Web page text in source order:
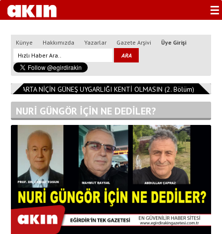
☰
Künye Hakkımızda Yazarlar Gazete Arşivi Üye Girişi
ISPARTA NİÇİN GÜNEŞ UYGARLIĞI KENTİ OLMASIN (2. Bölüm)
NURİ GÜNGÖR İÇİN NE DEDİLER?